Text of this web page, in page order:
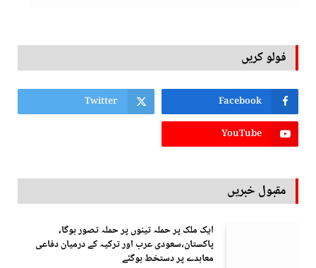
فولو کریں
Facebook
Twitter
YouTube
مقبول خبریں
ایک ملک پر حملہ تینوں پر حملہ تصور ہوگا،
پاکستان،سعودی عرب اور ترکیہ کے درمیان دفاعی
معاہدے پر دستخط ہوگئے